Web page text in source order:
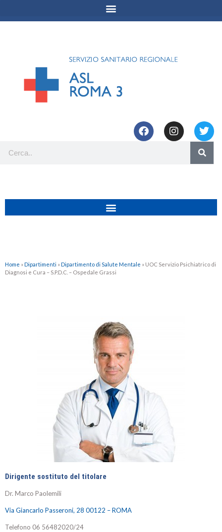
Home »Dipartimenti »Dipartimento di Salute Mentale » UOC Servizio Psichiatrico di
Diagnosi e Cura – S.P.D.C. – Ospedale Grassi
Dirigente sostituto del titolare
Dr. Marco Paolemili
Via Giancarlo Passeroni, 28 00122 – ROMA
Telefono 06 56482020/24